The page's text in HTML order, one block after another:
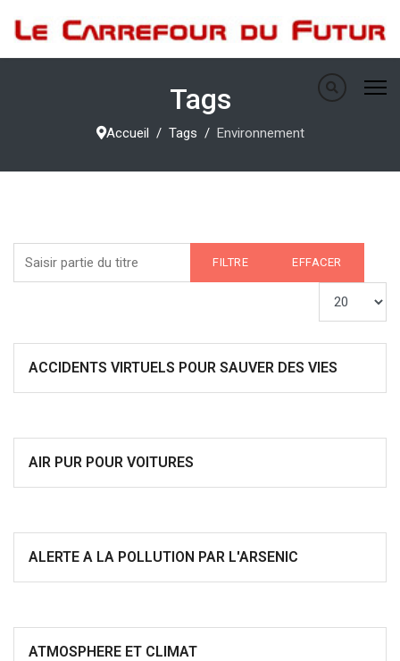
Tags
Accueil Tags Environnement
FILTRE EFFACER
ACCIDENTS VIRTUELS POUR SAUVER DES VIES
AIR PUR POUR VOITURES
ALERTE A LA POLLUTION PAR L'ARSENIC
ATMOSPHERE ET CLIMAT